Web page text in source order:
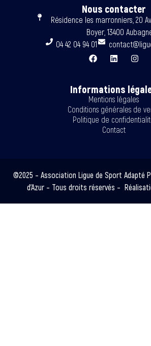
Nous contacter
Résidence les marronniers, 20
Boyer, 13400
04 42 04 94 01
Informations
Mentions légales
Conditions générales de
Politique de
Contact
©2025 – Association Ligue de Sport Adapté
d’Azur – Tous droits réservés –